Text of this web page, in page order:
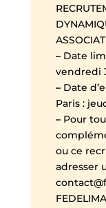
–Date
vendredi
–Date
Paris :
–Pour
ou ce
adresser
contact@